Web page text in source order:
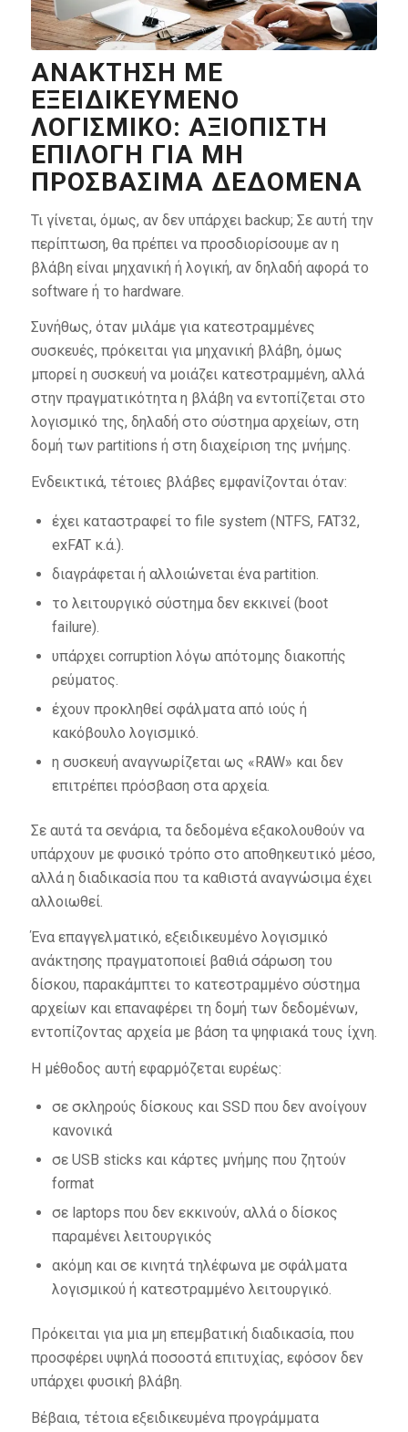
ΑΝΆΚΤΗΣΗ ΜΕ
ΕΞΕΙΔΙΚΕΥΜΈΝΟ
ΛΟΓΙΣΜΙΚΌ: ΑΞΙΌΠΙΣΤΗ
ΕΠΙΛΟΓΉ ΓΙΑ ΜΗ
ΠΡΟΣΒΆΣΙΜΑ ΔΕΔΟΜΈΝΑ
Τι γίνεται, όμως, αν δεν υπάρχει backup; Σε αυτή την
περίπτωση, θα πρέπει να προσδιορίσουμε αν η
βλάβη είναι μηχανική ή λογική, αν δηλαδή αφορά το
software ή το hardware.
Συνήθως, όταν μιλάμε για κατεστραμμένες
συσκευές, πρόκειται για μηχανική βλάβη, όμως
μπορεί η συσκευή να μοιάζει κατεστραμμένη, αλλά
στην πραγματικότητα η βλάβη να εντοπίζεται στο
λογισμικό της, δηλαδή στο σύστημα αρχείων, στη
δομή των partitions ή στη διαχείριση της μνήμης.
Ενδεικτικά, τέτοιες βλάβες εμφανίζονται όταν:
έχει καταστραφεί το file system (NTFS, FAT32,
exFAT κ.ά.).
διαγράφεται ή αλλοιώνεται ένα partition.
το λειτουργικό σύστημα δεν εκκινεί (boot
failure).
υπάρχει corruption λόγω απότομης διακοπής
ρεύματος.
έχουν προκληθεί σφάλματα από ιούς ή
κακόβουλο λογισμικό.
η συσκευή αναγνωρίζεται ως «RAW» και δεν
επιτρέπει πρόσβαση στα αρχεία.
Σε αυτά τα σενάρια, τα δεδομένα εξακολουθούν να
υπάρχουν με φυσικό τρόπο στο αποθηκευτικό μέσο,
αλλά η διαδικασία που τα καθιστά αναγνώσιμα έχει
αλλοιωθεί.
Ένα επαγγελματικό, εξειδικευμένο λογισμικό
ανάκτησης πραγματοποιεί βαθιά σάρωση του
δίσκου, παρακάμπτει το κατεστραμμένο σύστημα
αρχείων και επαναφέρει τη δομή των δεδομένων,
εντοπίζοντας αρχεία με βάση τα ψηφιακά τους ίχνη.
Η μέθοδος αυτή εφαρμόζεται ευρέως:
σε σκληρούς δίσκους και SSD που δεν ανοίγουν
κανονικά
σε USB sticks και κάρτες μνήμης που ζητούν
format
σε laptops που δεν εκκινούν, αλλά ο δίσκος
παραμένει λειτουργικός
ακόμη και σε κινητά τηλέφωνα με σφάλματα
λογισμικού ή κατεστραμμένο λειτουργικό.
Πρόκειται για μια μη επεμβατική διαδικασία, που
προσφέρει υψηλά ποσοστά επιτυχίας, εφόσον δεν
υπάρχει φυσική βλάβη.
Βέβαια, τέτοια εξειδικευμένα προγράμματα